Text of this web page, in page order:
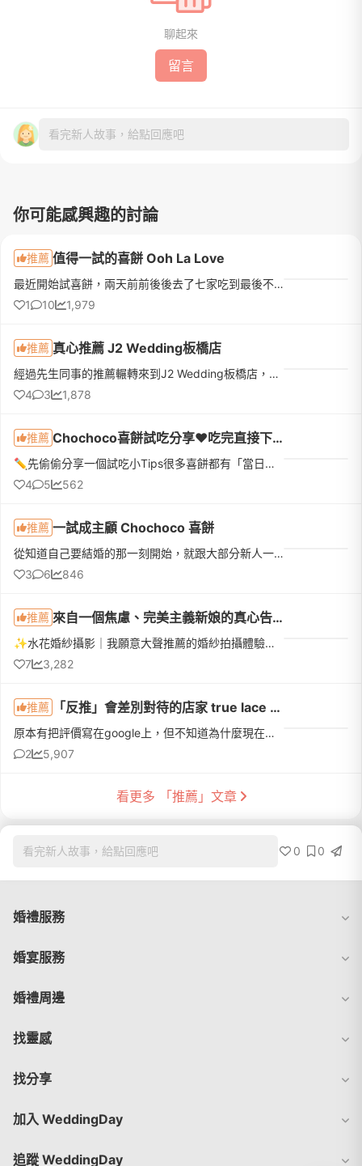
聊起來
留言
看完新人故事，給點回應吧
你可能感興趣的討論
推薦 值得一試的喜餅 Ooh La Love
最近開始試喜餅，兩天前前後後去了七家吃到最後不知道是糖暈還是味覺疲乏已經吃到不知道在吃什麼🫠🫠建議水水們一天最好不要去太多+寫好心得，吃完就忘光了第一間是去Ooh La Love也是我們唯一還有印象的一間他們的店裝...
1
10 1,979
推薦 真心推薦 J2 Wedding板橋店
經過先生同事的推薦輾轉來到J2 Wedding板橋店，位置在江子翠捷運站１號出口交通便利。▶接待是店長EmmaEmma人很溫柔也很好聊，婚紗方案解釋得很清楚：⭐️禮服全館不分區不加價 ⭐️拍攝檔案全給⭐️板橋店是創始店所以禮服...
4
3 1,878
推薦 Chochoco喜餅試吃分享❤️吃完直接下訂❤️我的命定喜餅
✏️先偷偷分享一個試吃小Tips很多喜餅都有「當日下訂優惠」，如果本來就有好幾間想試，真的很建議全部排同一天，最期待的那間放最後！而且千萬不要剛吃飽就去～原本想說「不就吃幾塊餅乾嗎？」結果超飽😆因為還有不少...
4
5 562
推薦 一試成主顧 Chochoco 喜餅
從知道自己要結婚的那一刻開始，就跟大部分新人一樣，完全沒有頭緒，不知道該從哪裡開始準備。會認識 Chochoco，其實是個意外。2025年7月去挑婚戒時，專員送了我們一包 Chochoco 的喜餅試吃。原本想說「喜餅不都差不...
3
6 846
推薦 來自一個焦慮、完美主義新娘的真心告白
✨水花婚紗攝影｜我願意大聲推薦的婚紗拍攝體驗— 來自一個焦慮、完美主義新娘的真心告白在準備婚紗照之前，我其實跑過不少大間婚紗公司，也試穿過好幾家工作室。但真正讓我「心完全安定下來」的，是我閨蜜推薦的 水花...
7
3,282
推薦 「反推」會差別對待的店家 true lace bridal真我高級婚紗
原本有把評價寫在google上，但不知道為什麼現在其他人都看不到雖然是5月底發生的事，但想到還是很氣，後來直接用疫情的關係解約改找其他婚紗店，結果拍婚紗這件事就一路被拖到明天才終於能成行——————以下正文——————...
2
5,907
看更多 「推薦」文章
看完新人故事，給點回應吧 0 0
婚禮服務
婚宴服務
婚禮周邊
找靈感
找分享
加入 WeddingDay
追蹤 WeddingDay